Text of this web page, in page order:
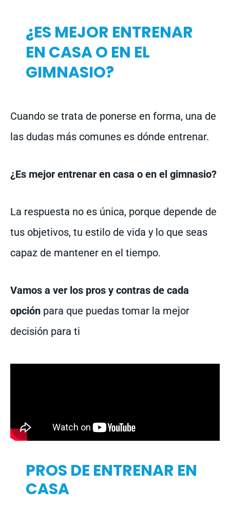
¿ES MEJOR ENTRENAR
EN CASA O EN EL
GIMNASIO?
Cuando se trata de ponerse en forma, una de
las dudas más comunes es dónde entrenar.
¿Es mejor entrenar en casa o en el gimnasio?
La respuesta no es única, porque depende de
tus objetivos, tu estilo de vida y lo que seas
capaz de mantener en el tiempo.
Vamos a ver los pros y contras de cada
opción para que puedas tomar la mejor
decisión para ti
PROS DE ENTRENAR EN
CASA